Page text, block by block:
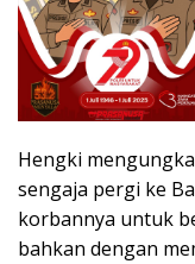
Hengki
sengaja pergi ke
korbannya untuk
bahkan dengan